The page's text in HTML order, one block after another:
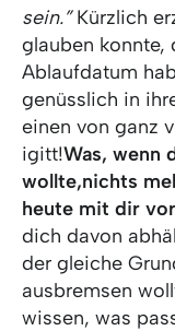
sein.”Kürzlich
glauben konnte,
Ablaufdatum
genüsslich in
einen von ganz
igitt!Was, wenn
wollte,nichts
heute mit dir
dich davon
der gleiche
ausbremsen
wissen, was